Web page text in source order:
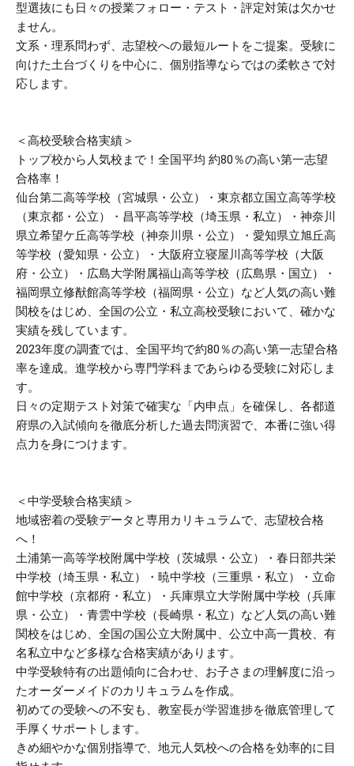
型選抜にも日々の授業フォロー・テスト・評定対策は欠かせ
ません。
文系・理系問わず、志望校への最短ルートをご提案。受験に
向けた土台づくりを中心に、個別指導ならではの柔軟さで対
応します。
＜高校受験合格実績＞
トップ校から人気校まで！全国平均 約80％の高い第一志望
合格率！
仙台第二高等学校（宮城県・公立）・東京都立国立高等学校
（東京都・公立）・昌平高等学校（埼玉県・私立）・神奈川
県立希望ケ丘高等学校（神奈川県・公立）・愛知県立旭丘高
等学校（愛知県・公立）・大阪府立寝屋川高等学校（大阪
府・公立）・広島大学附属福山高等学校（広島県・国立）・
福岡県立修猷館高等学校（福岡県・公立）など人気の高い難
関校をはじめ、全国の公立・私立高校受験において、確かな
実績を残しています。
2023年度の調査では、全国平均で約80％の高い第一志望合格
率を達成。進学校から専門学科まであらゆる受験に対応しま
す。
日々の定期テスト対策で確実な「内申点」を確保し、各都道
府県の入試傾向を徹底分析した過去問演習で、本番に強い得
点力を身につけます。
＜中学受験合格実績＞
地域密着の受験データと専用カリキュラムで、志望校合格
へ！
土浦第一高等学校附属中学校（茨城県・公立）・春日部共栄
中学校（埼玉県・私立）・暁中学校（三重県・私立）・立命
館中学校（京都府・私立）・兵庫県立大学附属中学校（兵庫
県・公立）・青雲中学校（長崎県・私立）など人気の高い難
関校をはじめ、全国の国公立大附属中、公立中高一貫校、有
名私立中など多様な合格実績があります。
中学受験特有の出題傾向に合わせ、お子さまの理解度に沿っ
たオーダーメイドのカリキュラムを作成。
初めての受験への不安も、教室長が学習進捗を徹底管理して
手厚くサポートします。
きめ細やかな個別指導で、地元人気校への合格を効率的に目